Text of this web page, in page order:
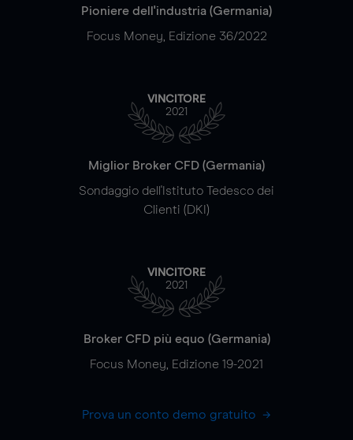
Pioniere dell'industria (Germania)
Focus Money, Edizione 36/2022
VINCITORE
2021
Miglior Broker CFD (Germania)
Sondaggio dell'Istituto Tedesco dei
Clienti (DKI)
VINCITORE
2021
Broker CFD più equo (Germania)
Focus Money, Edizione 19-2021
Prova un conto demo gratuito